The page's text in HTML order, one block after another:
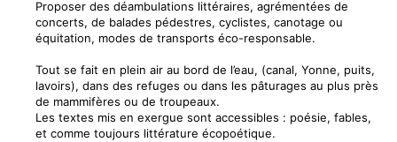
Proposer des déambulations littéraires, agrémentées de
concerts, de balades pédestres, cyclistes, canotage ou
équitation, modes de transports éco-responsable.
Tout se fait en plein air au bord de l’eau, (canal, Yonne, puits,
lavoirs), dans des refuges ou dans les pâturages au plus près
de mammifères ou de troupeaux.
Les textes mis en exergue sont accessibles : poésie, fables,
et comme toujours littérature écopoétique.